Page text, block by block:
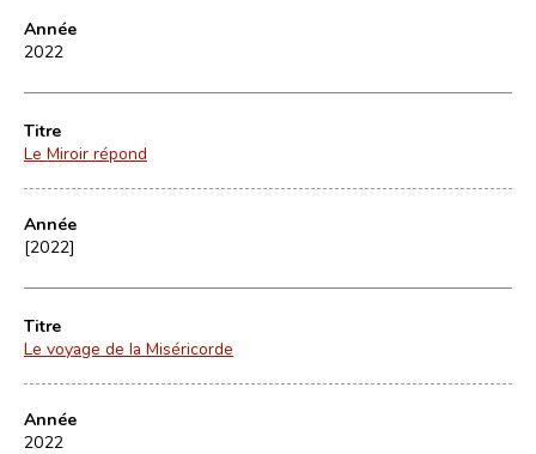
Année
2022
Titre
Le Miroir répond
Année
[2022]
Titre
Le voyage de la Miséricorde
Année
2022